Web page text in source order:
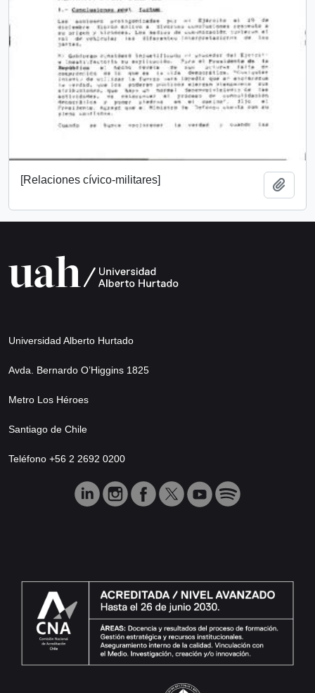
[Relaciones cívico-militares]
Universidad Alberto Hurtado
Avda. Bernardo O’Higgins 1825
Metro Los Héroes
Santiago de Chile
Teléfono +56 2 2692 0200